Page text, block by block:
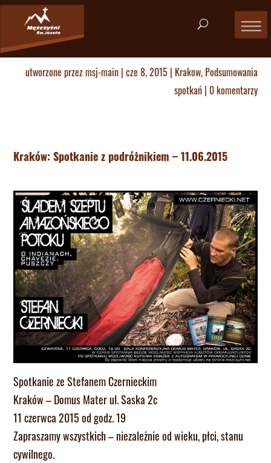
utworzone przezmsj-main| cze 8, 2015 | Krakow, Podsumowania
spotkań| 0 komentarzy
Kraków: Spotkanie z podróżnikiem – 11.06.2015
Spotkanie ze Stefanem Czernieckim
Kraków – Domus Mater ul. Saska 2c
11 czerwca 2015 od godz. 19
Zapraszamy wszystkich – niezależnie od wieku, płci, stanu
cywilnego.